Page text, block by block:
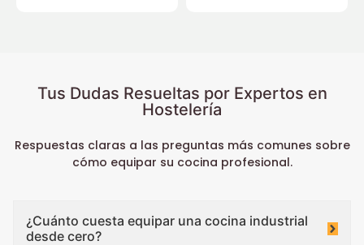
Tus Dudas Resueltas por Expertos en
Hostelería
Respuestas claras a las preguntas más comunes sobre
cómo equipar su cocina profesional.
¿Cuánto cuesta equipar una cocina industrial
desde cero?